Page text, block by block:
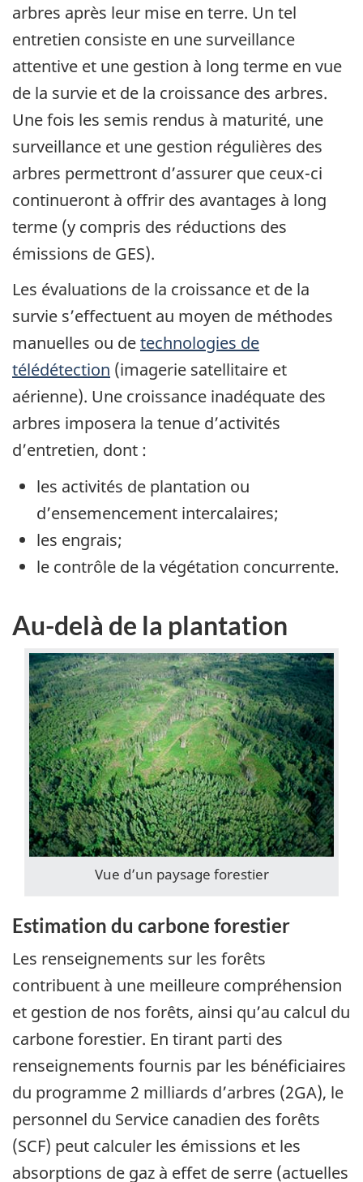
arbres après leur mise en terre. Un tel
entretien consiste en une surveillance
attentive et une gestion à long terme en vue
de la survie et de la croissance des arbres.
Une fois les semis rendus à maturité, une
surveillance et une gestion régulières des
arbres permettront d’assurer que ceux-ci
continueront à offrir des avantages à long
terme (y compris des réductions des
émissions de GES).
Les évaluations de la croissance et de la
survie s’effectuent au moyen de méthodes
manuelles ou detechnologies de
télédétection (imagerie satellitaire et
aérienne). Une croissance inadéquate des
arbres imposera la tenue d’activités
d’entretien, dont :
les activités de plantation ou
d’ensemencement intercalaires;
les engrais;
le contrôle de la végétation concurrente.
Au-delà de la plantation
Vue d’un paysage forestier
Estimation du carbone forestier
Les renseignements sur les forêts
contribuent à une meilleure compréhension
et gestion de nos forêts, ainsi qu’au calcul du
carbone forestier. En tirant parti des
renseignements fournis par les bénéficiaires
du programme 2 milliards d’arbres (2GA), le
personnel du Service canadien des forêts
(SCF) peut calculer les émissions et les
absorptions de gaz à effet de serre (actuelles